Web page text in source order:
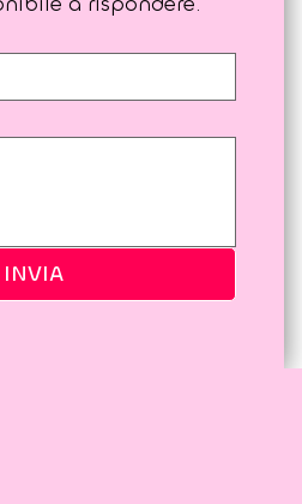
l'orario esatto
a rispondere.